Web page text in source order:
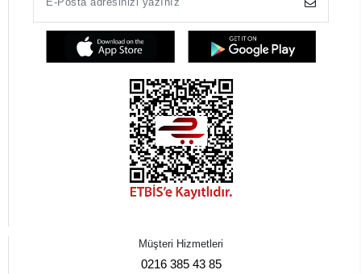
Müşteri Hizmetleri
0216 385 43 85